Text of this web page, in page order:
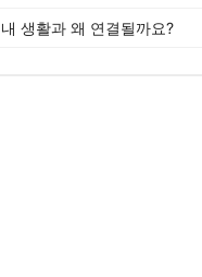
생활과 왜 연결될까요?